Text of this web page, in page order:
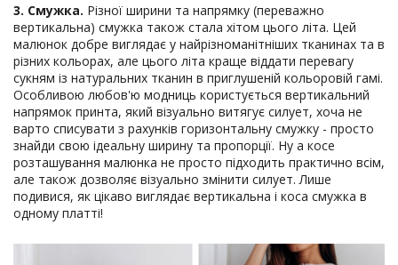
3. Смужка. Різної ширини та напрямку (переважно
вертикальна) смужка також стала хітом цього літа. Цей
малюнок добре виглядає у найрізноманітніших тканинах та в
різних кольорах, але цього літа краще віддати перевагу
сукням із натуральних тканин в приглушеній кольоровій гамі.
Особливою любов'ю модниць користується вертикальний
напрямок принта, який візуально витягує силует, хоча не
варто списувати з рахунків горизонтальну смужку - просто
знайди свою ідеальну ширину та пропорції. Ну а косе
розташування малюнка не просто підходить практично всім,
але також дозволяє візуально змінити силует. Лише
подивися, як цікаво виглядає вертикальна і коса смужка в
одному платті!